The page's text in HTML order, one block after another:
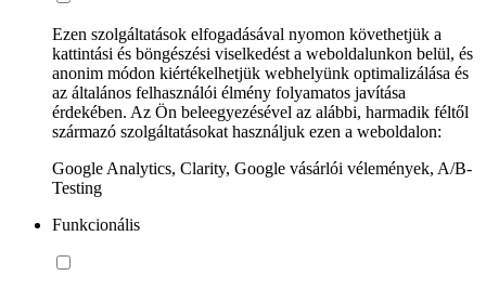
Ezen szolgáltatások elfogadásával nyomon követhetjük a
kattintási és böngészési viselkedést a weboldalunkon belül, és
anonim módon kiértékelhetjük webhelyünk optimalizálása és
az általános felhasználói élmény folyamatos javítása
érdekében. Az Ön beleegyezésével az alábbi, harmadik féltől
származó szolgáltatásokat használjuk ezen a weboldalon:
Google Analytics, Clarity, Google vásárlói vélemények, A/B-
Testing
Funkcionális